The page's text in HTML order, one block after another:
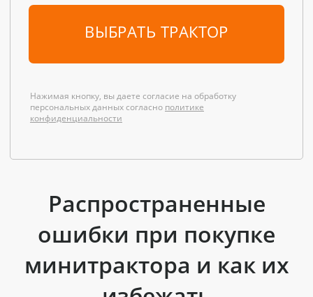
ВЫБРАТЬ ТРАКТОР
Нажимая кнопку, вы даете согласие на обработку
персональных данных согласно политике
конфиденциальности
Распространенные
ошибки при покупке
минитрактора и как их